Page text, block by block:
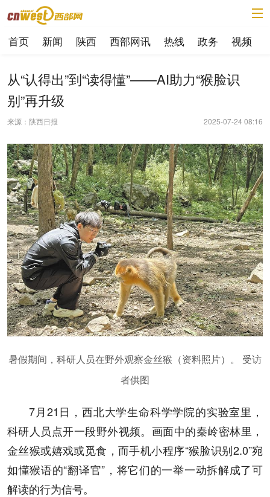
首页 新闻 陕西 西部网讯 热线 政务 视频
从“认得出”到“读得懂”——AI助力“猴脸识
别”再升级
来源：陕西日报 2025-07-24 08:16
暑假期间，科研人员在野外观察金丝猴（资料照片）。 受访
者供图
7月21日，西北大学生命科学学院的实验室里，
科研人员点开一段野外视频。画面中的秦岭密林里，
金丝猴或嬉戏或觅食，而手机小程序“猴脸识别2.0”宛
如懂猴语的“翻译官”，将它们的一举一动拆解成了可
解读的行为信号。